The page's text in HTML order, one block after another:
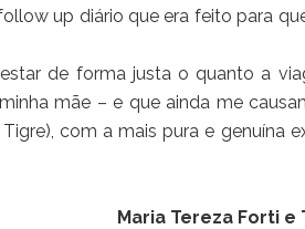
up diário que era feito para
de forma justa o quanto a
mãe – e que ainda me
com a mais pura e genuína
Maria Tereza Forti e